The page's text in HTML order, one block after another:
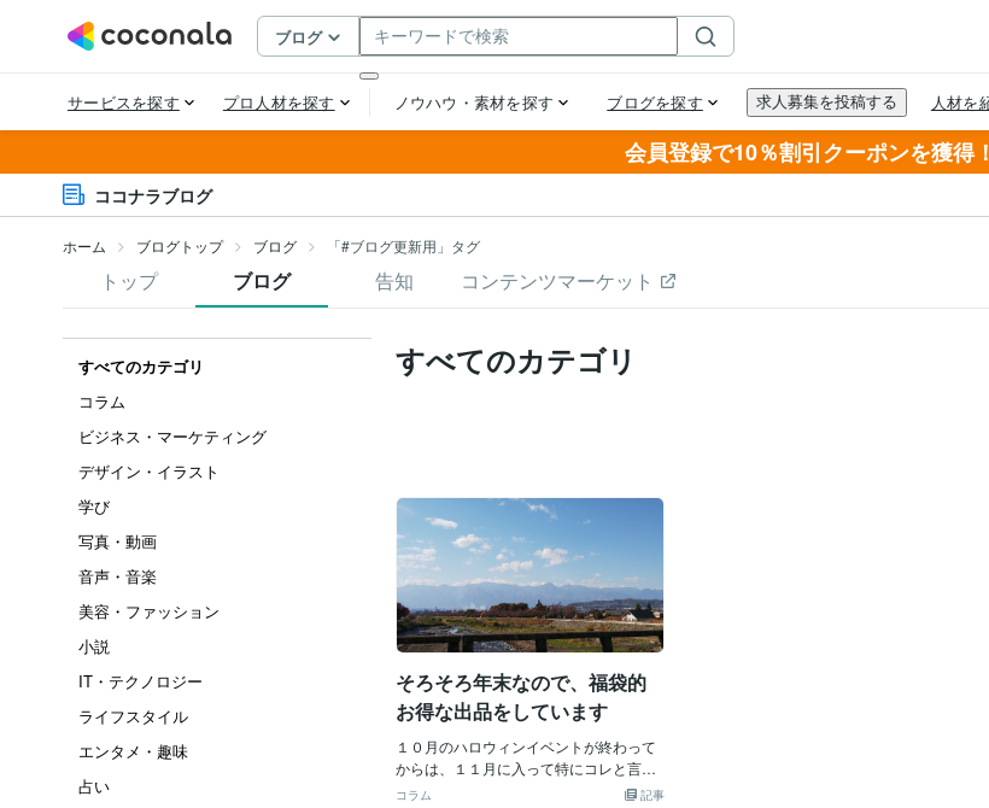
会員登録で10％割引クーポンを獲得！
ココナラブログ
ホーム ブログトップ ブログ 「#ブログ更新用」タグ
トップ ブログ 告知 コンテンツマーケット
すべてのカテゴリ
コラム
ビジネス・マーケティング
デザイン・イラスト
学び
写真・動画
音声・音楽
美容・ファッション
小説
IT・テクノロジー
ライフスタイル
エンタメ・趣味
占い
すべてのカテゴリ
そろそろ年末なので、福袋的
お得な出品をしています
１０月のハロウィンイベントが終わって
からは、１１月に入って特にコレと言っ
た目ぼしいイベントも無く、ぼんやり過
記事
コラム